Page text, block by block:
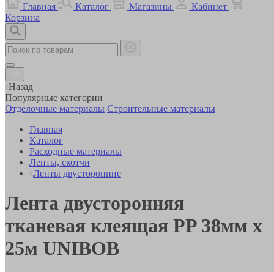
Главная
Каталог Магазины
Кабинет
Корзина
Назад
Популярные категории
Отделочные материалы Строительные материалы
Главная
Каталог
Расходные материалы
Ленты, скотчи
Ленты двусторонние
Лента двусторонняя
тканевая клеящая PP 38мм х
25м UNIBOB